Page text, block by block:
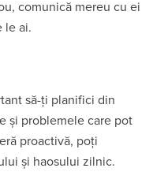
comunică mereu cu ei
le ai.
să-ți planifici din
și problemele care pot
proactivă, poți
și haosului zilnic.